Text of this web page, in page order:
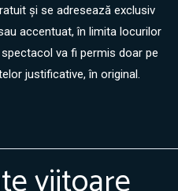
și se adresează exclusiv
accentuat, în limita locurilor
va fi permis doar pe
justificative, în original.